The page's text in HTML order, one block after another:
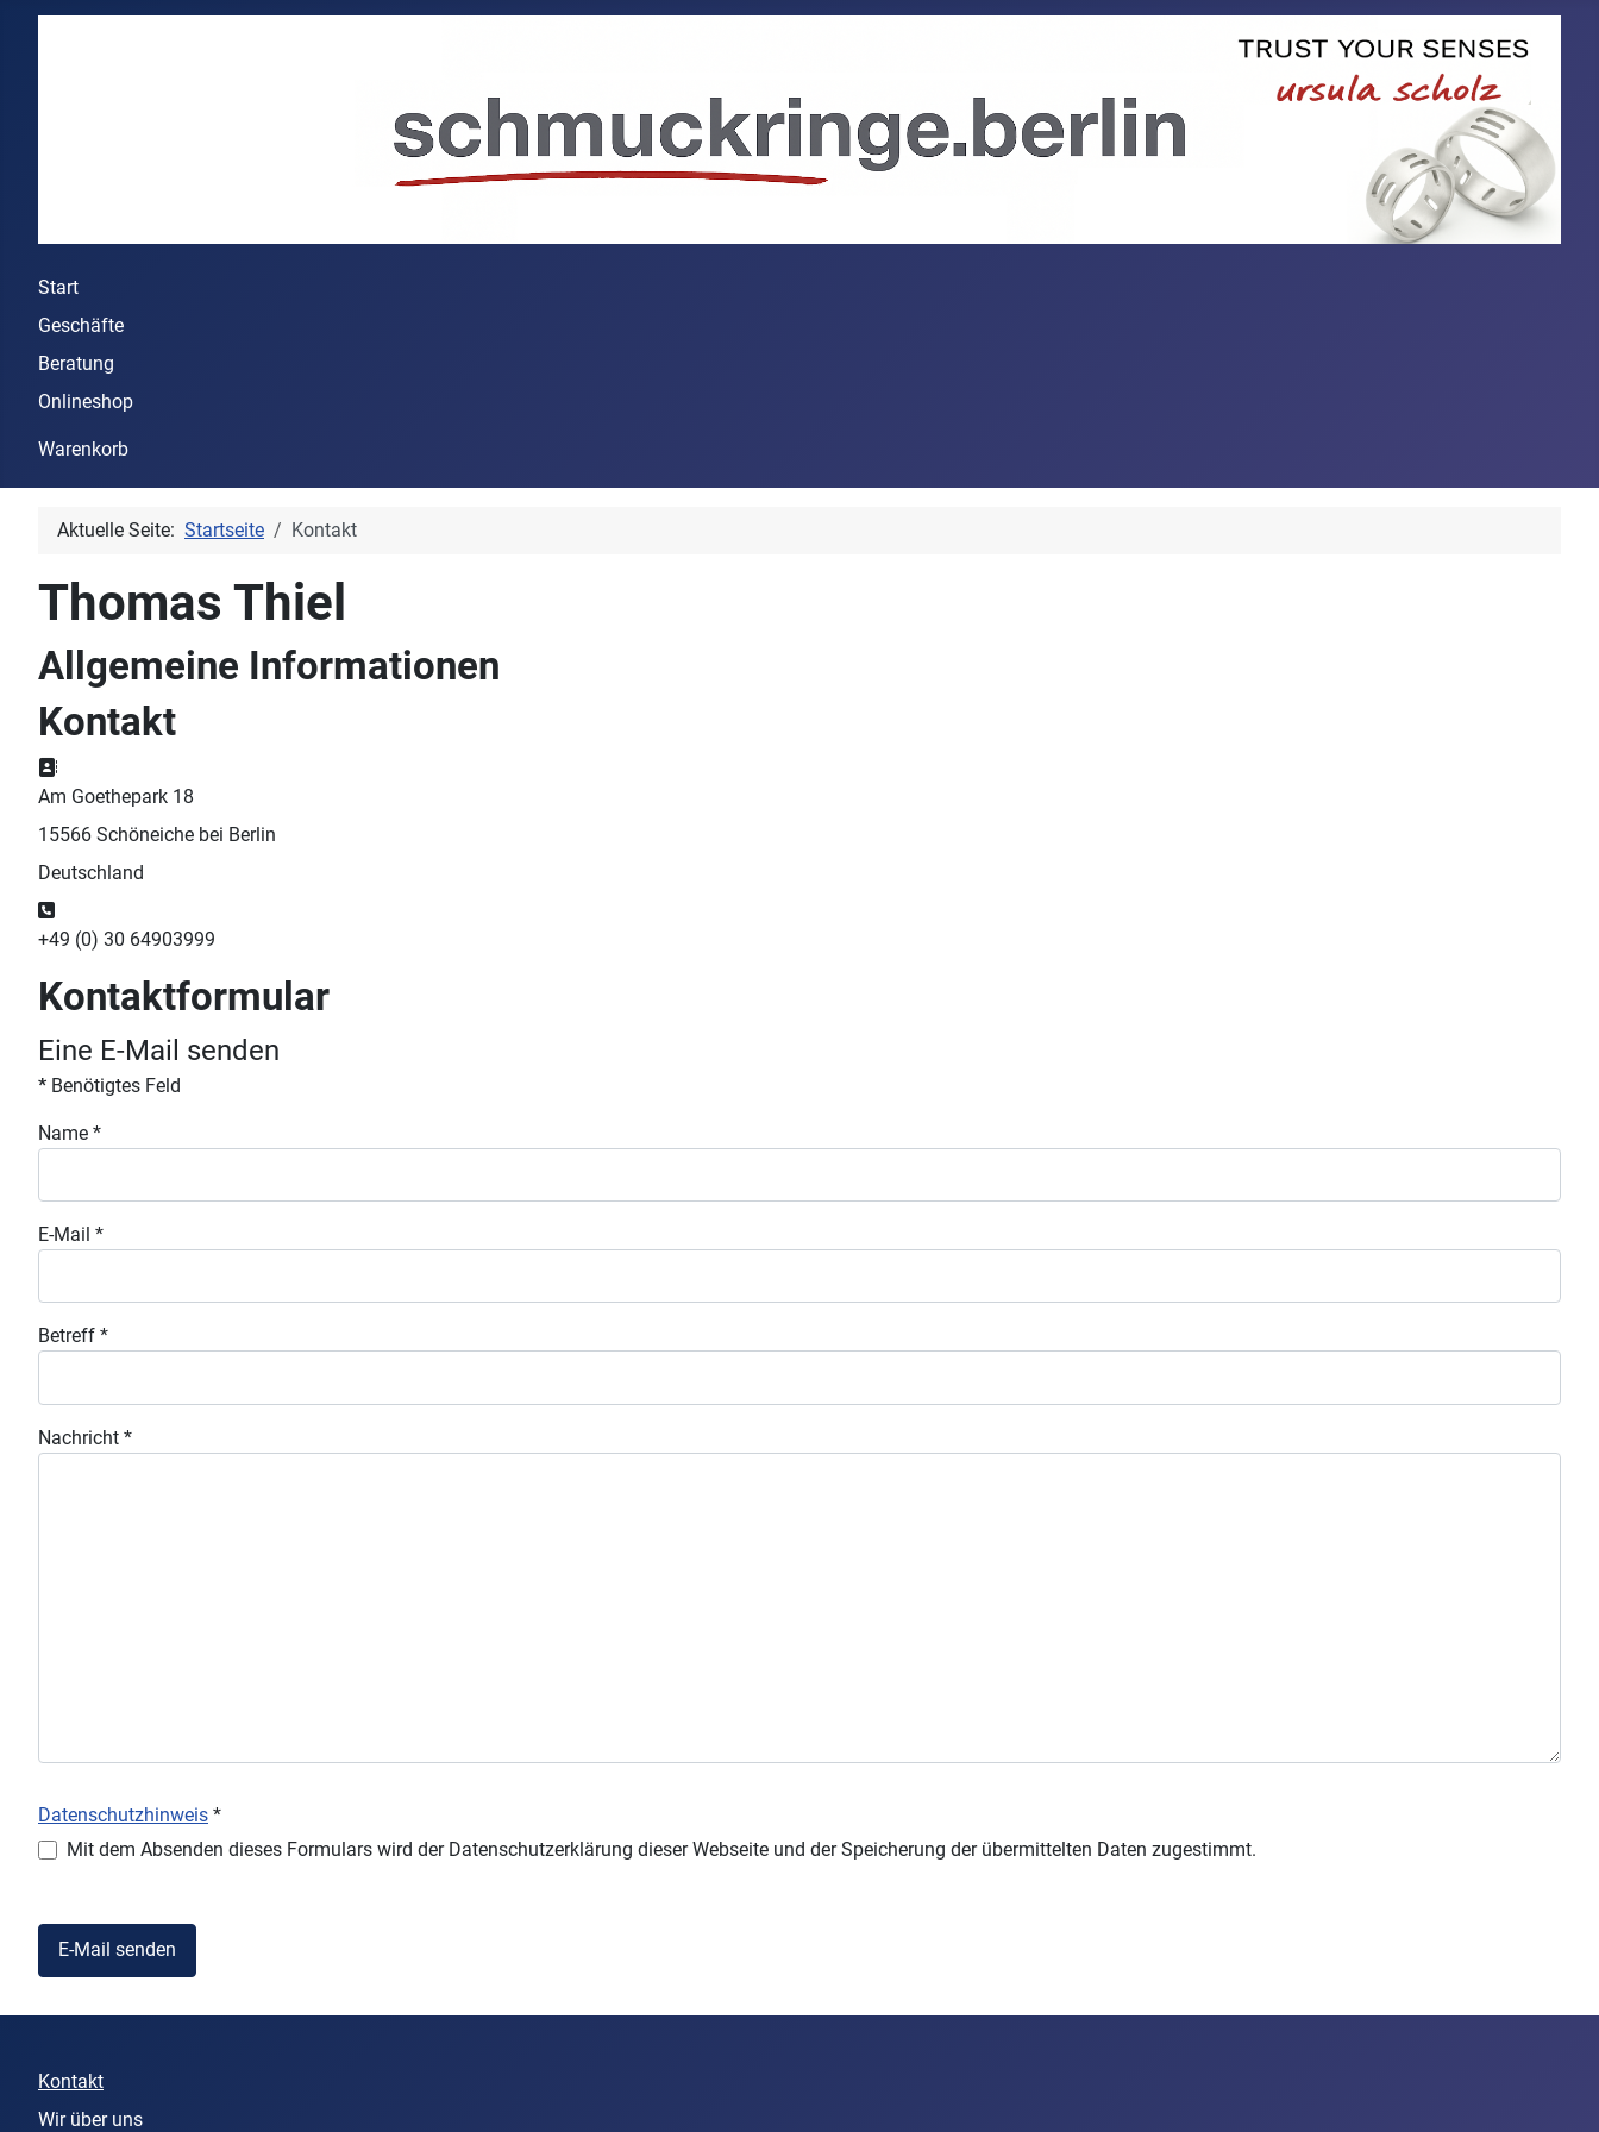
Start
Geschäfte
Beratung
Onlineshop
Warenkorb
Aktuelle Seite: Startseite Kontakt
Thomas Thiel
Allgemeine Informationen
Kontakt
Adresse:
Am Goethepark 18
15566 Schöneiche bei Berlin
Deutschland
Telefon:
+49 (0) 30 64903999
Kontaktformular
Eine E-Mail senden
* Benötigtes Feld
Name *
E-Mail *
Betreff *
Nachricht *
Datenschutzhinweis *
Datenschutzhinweis
Mit dem Absenden dieses Formulars wird der Datenschutzerklärung dieser Webseite und der Speicherung der übermittelten Daten zugestimmt.
E-Mail senden
Kontakt
Wir über uns